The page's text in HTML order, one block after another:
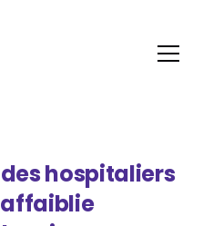
hospitaliers